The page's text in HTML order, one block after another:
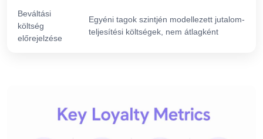
Beváltási
költség
előrejelzése
Egyéni tagok szintjén modellezett jutalom-
teljesítési költségek, nem átlagként